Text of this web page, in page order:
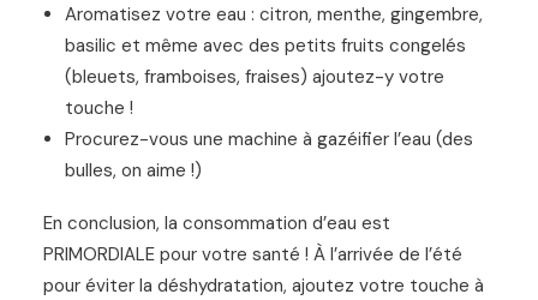
Aromatisez votre eau : citron, menthe, gingembre,
basilic et même avec des petits fruits congelés
(bleuets, framboises, fraises) ajoutez-y votre
touche !
Procurez-vous une machine à gazéifier l’eau (des
bulles, on aime !)
En conclusion, la consommation d’eau est
PRIMORDIALE pour votre santé ! À l’arrivée de l’été
pour éviter la déshydratation, ajoutez votre touche à